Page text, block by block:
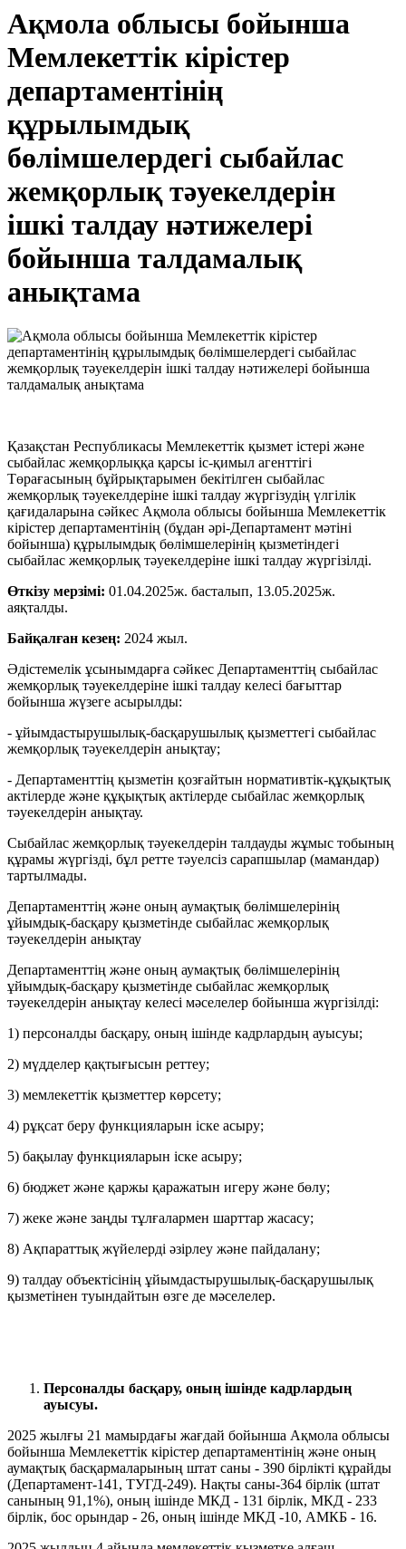
Ақмола облысы бойынша
Мемлекеттік кірістер
департаментінің
құрылымдық
бөлімшелердегі сыбайлас
жемқорлық тәуекелдерін
ішкі талдау нәтижелері
бойынша талдамалық
анықтама
Қазақстан Республикасы Мемлекеттік қызмет істері және
сыбайлас жемқорлыққа қарсы іс-қимыл агенттігі
Төрағасының бұйрықтарымен бекітілген сыбайлас
жемқорлық тәуекелдеріне ішкі талдау жүргізудің үлгілік
қағидаларына сәйкес Ақмола облысы бойынша Мемлекеттік
кірістер департаментінің (бұдан әрі-Департамент мәтіні
бойынша) құрылымдық бөлімшелерінің қызметіндегі
сыбайлас жемқорлық тәуекелдеріне ішкі талдау жүргізілді.
Өткізу мерзімі: 01.04.2025ж. басталып, 13.05.2025ж.
аяқталды.
Байқалған кезең: 2024 жыл.
Әдістемелік ұсынымдарға сәйкес Департаменттің сыбайлас
жемқорлық тәуекелдеріне ішкі талдау келесі бағыттар
бойынша жүзеге асырылды:
- ұйымдастырушылық-басқарушылық қызметтегі сыбайлас
жемқорлық тәуекелдерін анықтау;
- Департаменттің қызметін қозғайтын нормативтік-құқықтық
актілерде және құқықтық актілерде сыбайлас жемқорлық
тәуекелдерін анықтау.
Сыбайлас жемқорлық тәуекелдерін талдауды жұмыс тобының
құрамы жүргізді, бұл ретте тәуелсіз сарапшылар (мамандар)
тартылмады.
Департаменттің және оның аумақтық бөлімшелерінің
ұйымдық-басқару қызметінде сыбайлас жемқорлық
тәуекелдерін анықтау
Департаменттің және оның аумақтық бөлімшелерінің
ұйымдық-басқару қызметінде сыбайлас жемқорлық
тәуекелдерін анықтау келесі мәселелер бойынша жүргізілді:
1) персоналды басқару, оның ішінде кадрлардың ауысуы;
2) мүдделер қақтығысын реттеу;
3) мемлекеттік қызметтер көрсету;
4) рұқсат беру функцияларын іске асыру;
5) бақылау функцияларын іске асыру;
6) бюджет және қаржы қаражатын игеру және бөлу;
7) жеке және заңды тұлғалармен шарттар жасасу;
8) Ақпараттық жүйелерді әзірлеу және пайдалану;
9) талдау объектісінің ұйымдастырушылық-басқарушылық
қызметінен туындайтын өзге де мәселелер.
Персоналды басқару, оның ішінде кадрлардың
ауысуы.
2025 жылғы 21 мамырдағы жағдай бойынша Ақмола облысы
бойынша Мемлекеттік кірістер департаментінің және оның
аумақтық басқармаларының штат саны - 390 бірлікті құрайды
(Департамент-141, ТУГД-249). Нақты саны-364 бірлік (штат
санының 91,1%), оның ішінде МКД - 131 бірлік, МКД - 233
бірлік, бос орындар - 26, оның ішінде МКД -10, АМКБ - 16.